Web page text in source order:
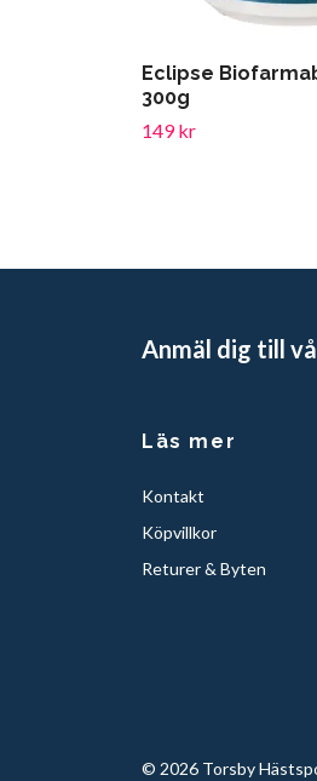
Eclipse
300g
149 kr
Anmäl dig till
Läs mer
Kontakt
Köpvillkor
Returer & Byten
© 2026 Torsby